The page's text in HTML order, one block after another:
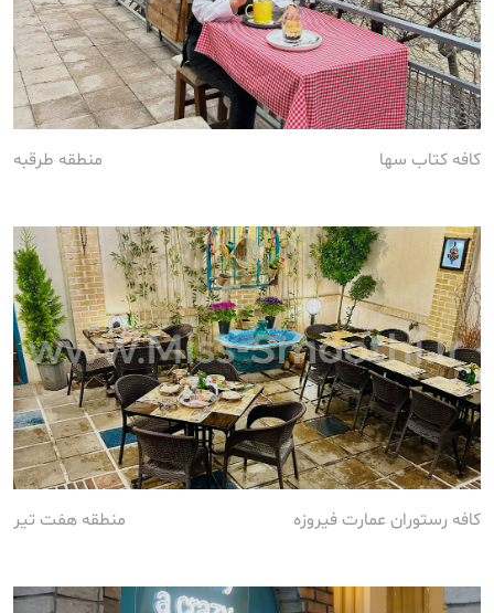
منطقه طرقبه کافه کتاب سها
منطقه هفت تیر کافه رستوران عمارت فیروزه